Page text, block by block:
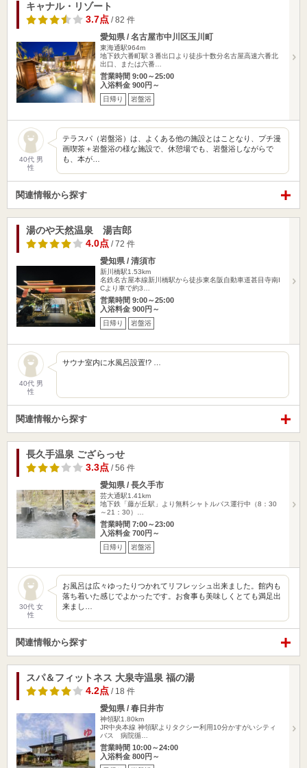
キャナル・リゾート
3.7点 / 82 件
愛知県 / 名古屋市中川区玉川町
東海通駅964m
地下鉄六番町駅３番出口より徒歩十数分名古屋高速六番北
出口、または六番…
営業時間 9:00～25:00
入浴料金 900円～
日帰り 岩盤浴
40代 男
性
テラスパ（岩盤浴）は、よくある他の施設とはことなり、プチ漫
画喫茶＋岩盤浴の様な施設で、休憩場でも、岩盤浴しながらで
も、本が…
関連情報から探す
湯のや天然温泉 湯吉郎
4.0点 / 72 件
愛知県 / 清須市
新川橋駅1.53km
名鉄名古屋本線新川橋駅から徒歩東名阪自動車道甚目寺南I
Cより車で約3…
営業時間 9:00～25:00
入浴料金 900円～
日帰り 岩盤浴
40代 男
性
サウナ室内に水風呂設置!? …
関連情報から探す
長久手温泉 ござらっせ
3.3点 / 56 件
愛知県 / 長久手市
芸大通駅1.41km
地下鉄「藤が丘駅」より無料シャトルバス運行中（8：30
～21：30）…
営業時間 7:00～23:00
入浴料金 700円～
日帰り 岩盤浴
30代 女
性
お風呂は広々ゆったりつかれてリフレッシュ出来ました。館内も
落ち着いた感じでよかったです。お食事も美味しくとても満足出
来まし…
関連情報から探す
スパ＆フィットネス 大泉寺温泉 福の湯
4.2点 / 18 件
愛知県 / 春日井市
神領駅1.80km
JR中央本線 神領駅よりタクシー利用10分かすがいシティ
バス 病院循…
営業時間 10:00～24:00
入浴料金 800円～